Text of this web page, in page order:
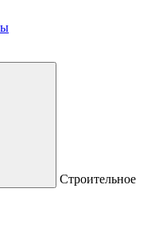
Строительное